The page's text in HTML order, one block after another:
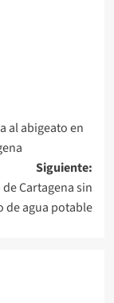
al abigeato en
Siguiente:
Cartagena sin
de agua potable